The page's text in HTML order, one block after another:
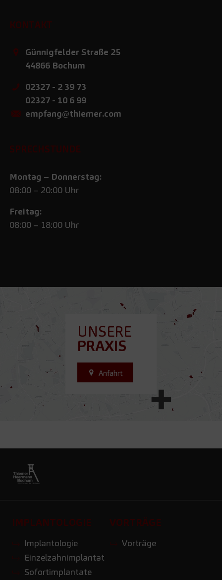
UNSERE
PRAXIS
Anfahrt
KONTAKT
Günnigfelder Straße 25
44866 Bochum
02327 - 2 39 73
02327 - 10 6 99
empfang@thiemer.com
SPRECHSTUNDE
Montag – Donnerstag:
08:00 – 20:00 Uhr
Freitag:
08:00 – 18:00 Uhr
IMPLANTOLOGIE
Implantologie
Einzelzahnimplantat
Sofortimplantate
VORTRÄGE
Vorträge